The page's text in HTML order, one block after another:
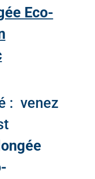
Eco-
: venez